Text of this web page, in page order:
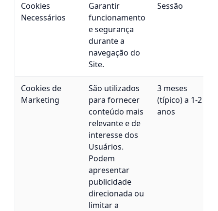
Cookies
Necessários
Garantir
funcionamento
e segurança
durante a
navegação do
Site.
Sessão
Cookies de
Marketing
São utilizados
para fornecer
conteúdo mais
relevante e de
interesse dos
Usuários.
Podem
apresentar
publicidade
direcionada ou
limitar a
3 meses
(típico) a 1-2
anos